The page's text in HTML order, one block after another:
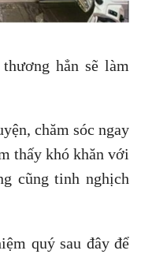
hẳn sẽ làm
chăm sóc ngay
thấy khó khăn với
cũng tinh nghịch
quý sau đây để